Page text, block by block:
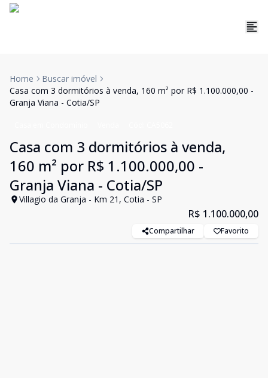
Home
Buscar imóvel
Casa com 3 dormitórios à venda, 160 m² por R$ 1.100.000,00 -
Granja Viana - Cotia/SP
Casa com 3 dormitórios à venda,
160 m² por R$ 1.100.000,00 -
Granja Viana - Cotia/SP
Villagio da Granja - Km 21, Cotia - SP
R$ 1.100.000,00
Compartilhar Favorito